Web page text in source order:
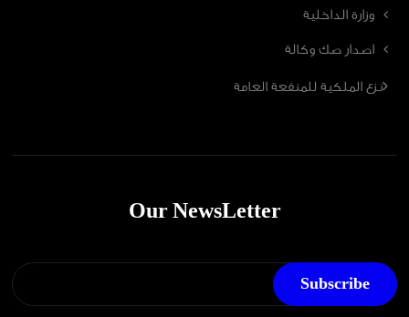
وزارة الداخلية
اصدار صك وكالة
نزع الملكية للمنفعة العامة
Our NewsLetter